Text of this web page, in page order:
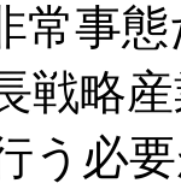
常事
戦略
う必